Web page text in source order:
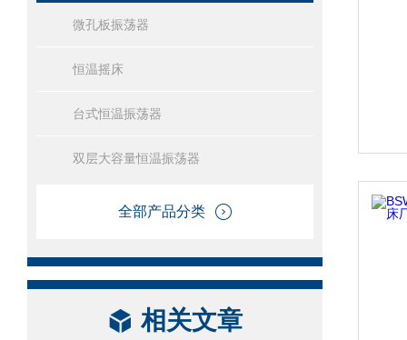
微孔板振荡器
恒温摇床
台式恒温振荡器
双层大容量恒温振荡器
全部产品分类
相关文章